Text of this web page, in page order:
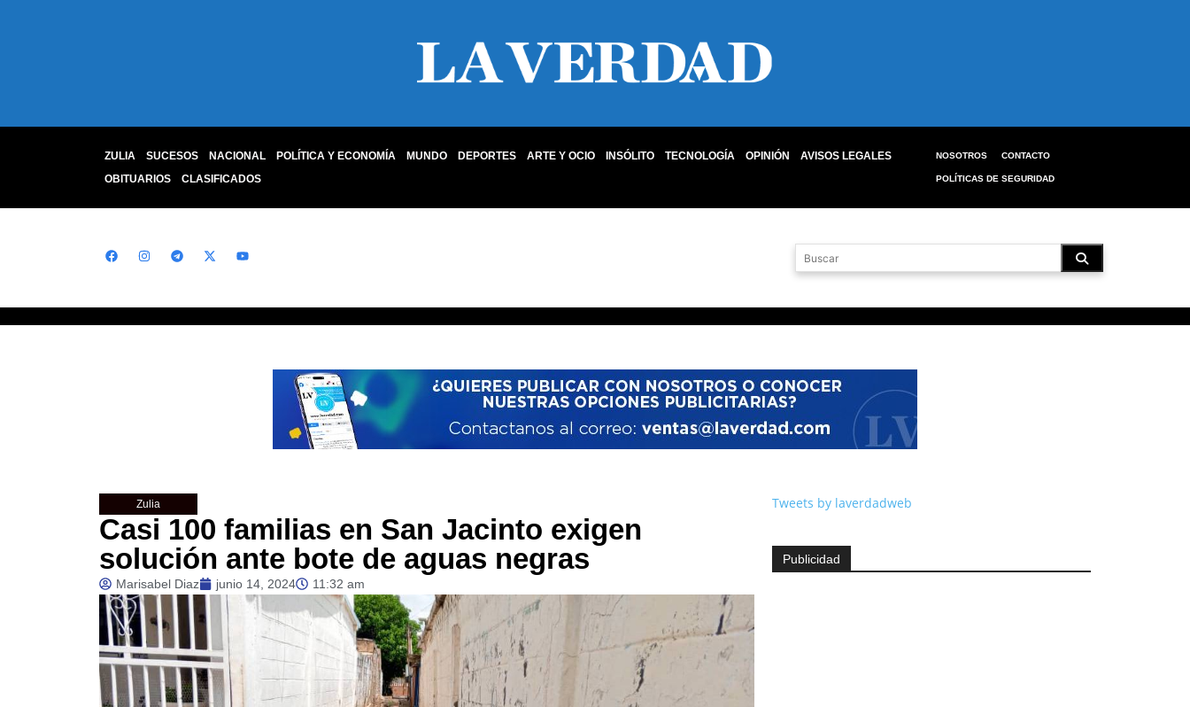
ZULIA SUCESOS NACIONAL POLÍTICA Y ECONOMÍA MUNDO DEPORTES ARTE Y OCIO INSÓLITO TECNOLOGÍA OPINIÓN
AVISOS LEGALES
OBITUARIOS
CLASIFICADOS
NOSOTROS CONTACTO
POLÍTICAS DE SEGURIDAD
Zulia
Casi 100 familias en San Jacinto exigen
solución ante bote de aguas negras
Marisabel Diaz junio 14, 2024 11:32 am
Tweets by laverdadweb
Publicidad